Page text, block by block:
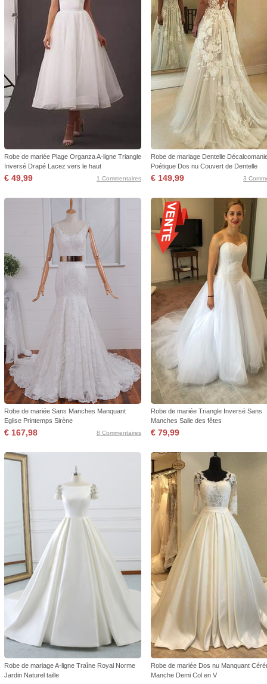
Robe de mariée Plage Organza A-ligne Triangle
Inversé Drapé Lacez vers le haut
€ 49,99 1 Commentaires
Robe de mariage Dentelle
Poétique Dos nu Couvert de Dentelle
€ 149,99 3
Robe de mariée Sans Manches Manquant
Eglise Printemps Sirène
€ 167,98 8 Commentaires
Robe de mariée Triangle Inversé Sans
Manches Salle des fêtes
€ 79,99
Robe de mariage A-ligne Traîne Royal Norme
Jardin Naturel taille
Robe de mariée Dos nu Manquant
Manche Demi Col en V